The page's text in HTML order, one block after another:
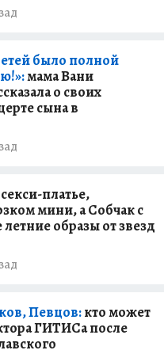
было полной
мама Вани
о своих
сына в
платье,
мини, а Собчак с
образы от звезд
Певцов:кто может
ГИТИСа после